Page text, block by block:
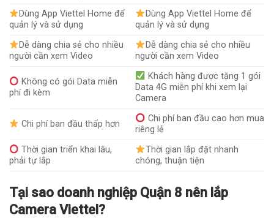
Dùng App Viettel Home để
quản lý và sử dụng
Dùng App Viettel Home để
quản lý và sử dụng
Dễ dàng chia sẻ cho nhiều
người cần xem Video
Dễ dàng chia sẻ cho nhiều
người cần xem Video
Không có gói Data miễn
phí đi kèm
Khách hàng được tặng 1 gói
Data 4G miễn phí khi xem lại
Camera
Chi phí ban đầu thấp hơn
Chi phí ban đầu cao hơn mua
riêng lẻ
Thời gian triển khai lâu,
phải tự lắp
Thời gian lắp đặt nhanh
chóng, thuận tiện
Tại sao doanh nghiệp Quận 8 nên lắp
Camera Viettel?